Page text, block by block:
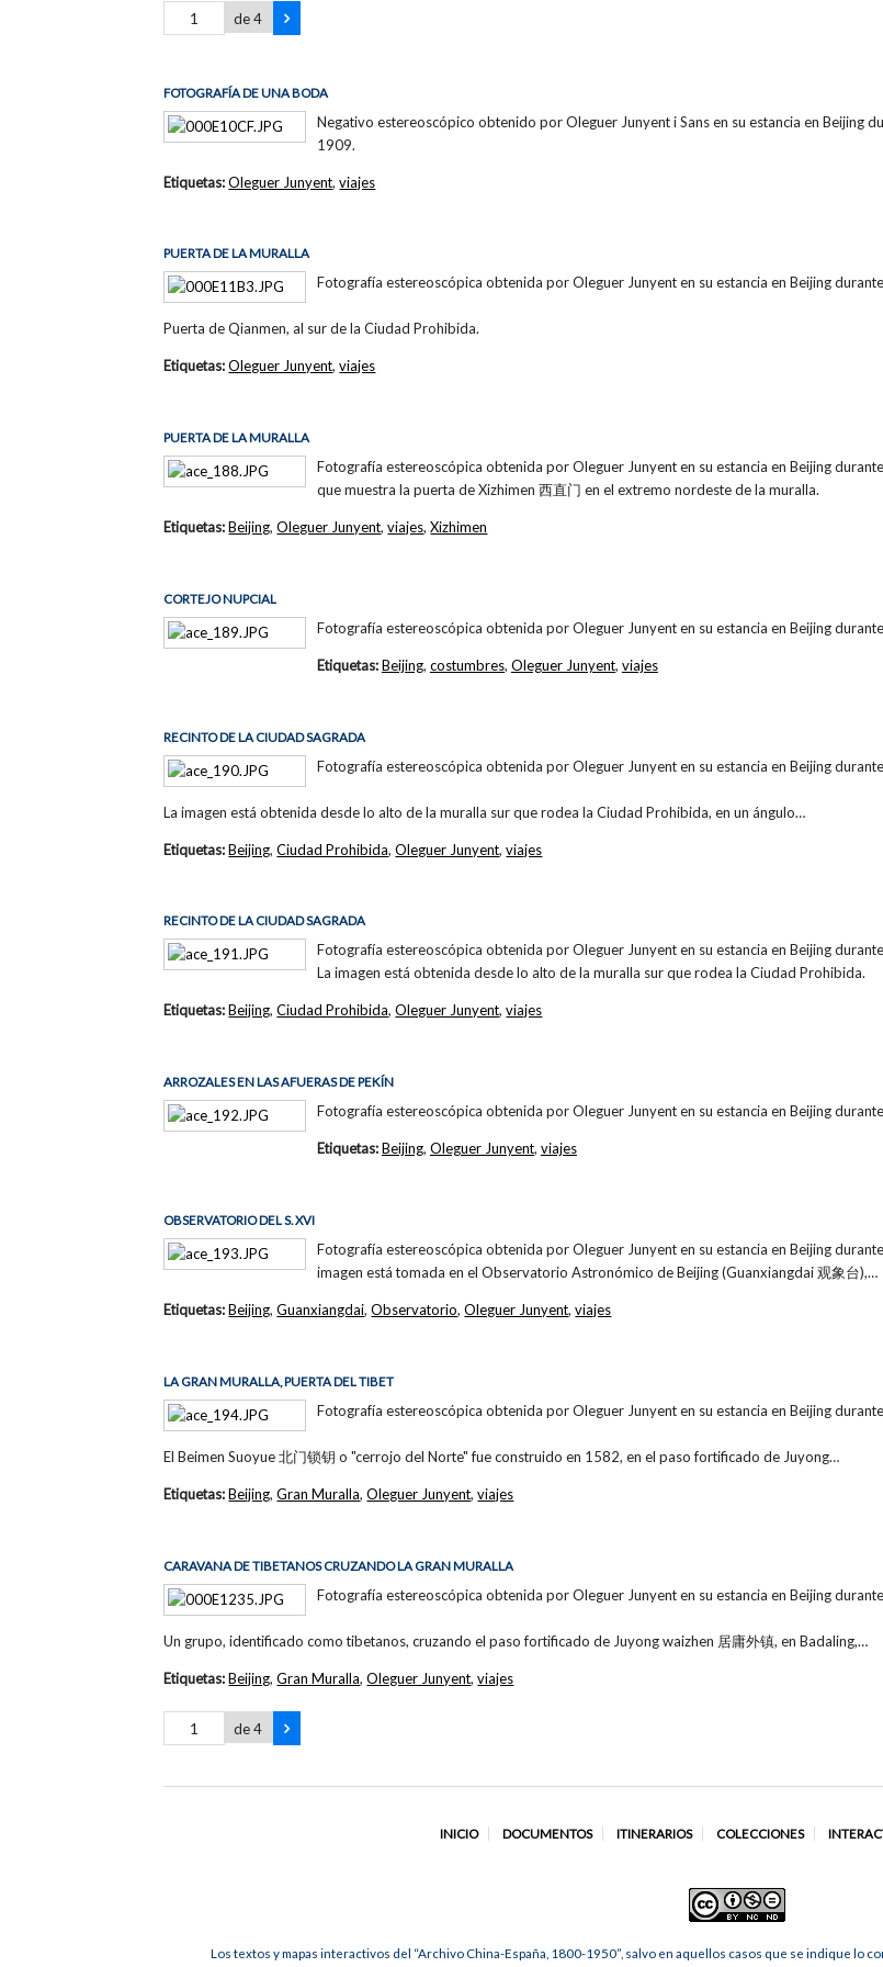
de 4
FOTOGRAFÍA DE UNA BODA
Negativo estereoscópico obtenido por Oleguer Junyent i Sans en su estancia en Beijing
1909.
Etiquetas:Oleguer Junyent,viajes
PUERTA DE LA MURALLA
Fotografía estereoscópica obtenida por Oleguer Junyent en su estancia en Beijing
Puerta de Qianmen, al sur de la Ciudad Prohibida.
Etiquetas:Oleguer Junyent,viajes
PUERTA DE LA MURALLA
Fotografía estereoscópica obtenida por Oleguer Junyent en su estancia en Beijing
que muestra la puerta de Xizhimen 西直门 en el extremo nordeste de la muralla.
Etiquetas:Beijing,Oleguer Junyent,viajes,Xizhimen
CORTEJO NUPCIAL
Fotografía estereoscópica obtenida por Oleguer Junyent en su estancia en Beijing
Etiquetas:Beijing, costumbres, Oleguer Junyent, viajes
RECINTO DE LA CIUDAD SAGRADA
Fotografía estereoscópica obtenida por Oleguer Junyent en su estancia en Beijing
La imagen está obtenida desde lo alto de la muralla sur que rodea la Ciudad Prohibida, en un ángulo…
Etiquetas:Beijing,Ciudad Prohibida,Oleguer Junyent,viajes
RECINTO DE LA CIUDAD SAGRADA
Fotografía estereoscópica obtenida por Oleguer Junyent en su estancia en Beijing
La imagen está obtenida desde lo alto de la muralla sur que rodea la Ciudad Prohibida.
Etiquetas:Beijing,Ciudad Prohibida,Oleguer Junyent,viajes
ARROZALES EN LAS AFUERAS DE PEKÍN
Fotografía estereoscópica obtenida por Oleguer Junyent en su estancia en Beijing
Etiquetas:Beijing, Oleguer Junyent, viajes
OBSERVATORIO DEL S. XVI
Fotografía estereoscópica obtenida por Oleguer Junyent en su estancia en Beijing
imagen está tomada en el Observatorio Astronómico de Beijing (Guanxiangdai 观象台),…
Etiquetas:Beijing,Guanxiangdai,Observatorio,Oleguer Junyent,viajes
LA GRAN MURALLA, PUERTA DEL TIBET
Fotografía estereoscópica obtenida por Oleguer Junyent en su estancia en Beijing
El Beimen Suoyue 北门锁钥 o "cerrojo del Norte" fue construido en 1582, en el paso fortificado de Juyong…
Etiquetas:Beijing,Gran Muralla,Oleguer Junyent,viajes
CARAVANA DE TIBETANOS CRUZANDO LA GRAN MURALLA
Fotografía estereoscópica obtenida por Oleguer Junyent en su estancia en Beijing
Un grupo, identificado como tibetanos, cruzando el paso fortificado de Juyong waizhen 居庸外镇, en Badaling,…
Etiquetas:Beijing,Gran Muralla,Oleguer Junyent,viajes
de 4
INICIO DOCUMENTOS ITINERARIOS COLECCIONES
Los textos y mapas interactivos del “Archivo China-España, 1800-1950”, salvo en aquellos casos que se indique lo